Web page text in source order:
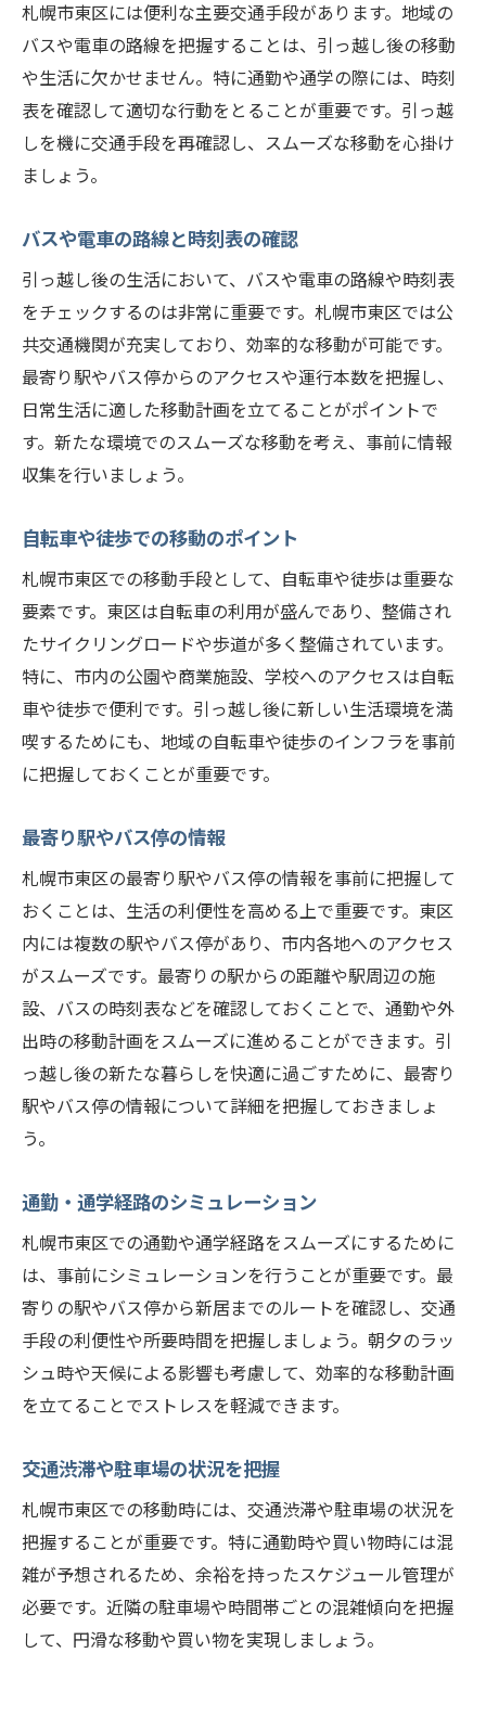
札幌市東区には便利な主要交通手段があります。地域の
バスや電車の路線を把握することは、引っ越し後の移動
や生活に欠かせません。特に通勤や通学の際には、時刻
表を確認して適切な行動をとることが重要です。引っ越
しを機に交通手段を再確認し、スムーズな移動を心掛け
ましょう。
バスや電車の路線と時刻表の確認
引っ越し後の生活において、バスや電車の路線や時刻表
をチェックするのは非常に重要です。札幌市東区では公
共交通機関が充実しており、効率的な移動が可能です。
最寄り駅やバス停からのアクセスや運行本数を把握し、
日常生活に適した移動計画を立てることがポイントで
す。新たな環境でのスムーズな移動を考え、事前に情報
収集を行いましょう。
自転車や徒歩での移動のポイント
札幌市東区での移動手段として、自転車や徒歩は重要な
要素です。東区は自転車の利用が盛んであり、整備され
たサイクリングロードや歩道が多く整備されています。
特に、市内の公園や商業施設、学校へのアクセスは自転
車や徒歩で便利です。引っ越し後に新しい生活環境を満
喫するためにも、地域の自転車や徒歩のインフラを事前
に把握しておくことが重要です。
最寄り駅やバス停の情報
札幌市東区の最寄り駅やバス停の情報を事前に把握して
おくことは、生活の利便性を高める上で重要です。東区
内には複数の駅やバス停があり、市内各地へのアクセス
がスムーズです。最寄りの駅からの距離や駅周辺の施
設、バスの時刻表などを確認しておくことで、通勤や外
出時の移動計画をスムーズに進めることができます。引
っ越し後の新たな暮らしを快適に過ごすために、最寄り
駅やバス停の情報について詳細を把握しておきましょ
う。
通勤・通学経路のシミュレーション
札幌市東区での通勤や通学経路をスムーズにするために
は、事前にシミュレーションを行うことが重要です。最
寄りの駅やバス停から新居までのルートを確認し、交通
手段の利便性や所要時間を把握しましょう。朝夕のラッ
シュ時や天候による影響も考慮して、効率的な移動計画
を立てることでストレスを軽減できます。
交通渋滞や駐車場の状況を把握
札幌市東区での移動時には、交通渋滞や駐車場の状況を
把握することが重要です。特に通勤時や買い物時には混
雑が予想されるため、余裕を持ったスケジュール管理が
必要です。近隣の駐車場や時間帯ごとの混雑傾向を把握
して、円滑な移動や買い物を実現しましょう。